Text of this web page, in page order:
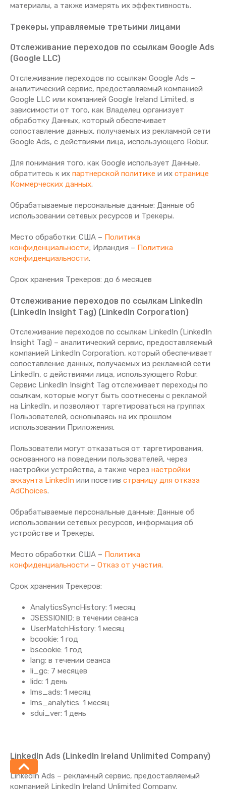
материалы, а также измерять их эффективность.
Трекеры, управляемые третьими лицами
Отслеживание переходов по ссылкам Google Ads
(Google LLC)
Отслеживание переходов по ссылкам Google Ads –
аналитический сервис, предоставляемый компанией
Google LLC или компанией Google Ireland Limited, в
зависимости от того, как Владелец организует
обработку Данных, который обеспечивает
сопоставление данных, получаемых из рекламной сети
Google Ads, с действиями лица, использующего Robur.
Для понимания того, как Google использует Данные,
обратитесь к их партнерской политике и их странице
Коммерческих данных.
Обрабатываемые персональные данные: Данные об
использовании сетевых ресурсов и Трекеры.
Место обработки: США – Политика
конфиденциальности; Ирландия – Политика
конфиденциальности.
Срок хранения Tрекеров: до 6 месяцев
Отслеживание переходов по ссылкам LinkedIn
(LinkedIn Insight Tag) (LinkedIn Corporation)
Отслеживание переходов по ссылкам LinkedIn (LinkedIn
Insight Tag) – аналитический сервис, предоставляемый
компанией LinkedIn Corporation, который обеспечивает
сопоставление данных, получаемых из рекламной сети
LinkedIn, с действиями лица, использующего Robur.
Сервис LinkedIn Insight Tag отслеживает переходы по
ссылкам, которые могут быть соотнесены с рекламой
на LinkedIn, и позволяют таргетироваться на группах
Пользователей, основываясь на их прошлом
использовании Приложения.
Пользователи могут отказаться от таргетирования,
основанного на поведении пользователей, через
настройки устройства, а также через настройки
аккаунта LinkedIn или посетив страницу для отказа
AdChoices.
Обрабатываемые персональные данные: Данные об
использовании сетевых ресурсов, информация об
устройстве и Трекеры.
Место обработки: США – Политика
конфиденциальности – Отказ от участия.
Срок хранения Tрекеров:
AnalyticsSyncHistory: 1 месяц
JSESSIONID: в течении сеанса
UserMatchHistory: 1 месяц
bcookie: 1 год
bscookie: 1 год
lang: в течении сеанса
li_gc: 7 месяцев
lidc: 1 день
lms_ads: 1 месяц
lms_analytics: 1 месяц
sdui_ver: 1 день
LinkedIn Ads (LinkedIn Ireland Unlimited Company)
LinkedIn Ads – рекламный сервис, предоставляемый
компанией LinkedIn Ireland Unlimited Company.